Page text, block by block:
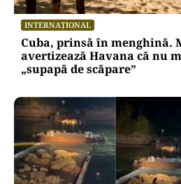
INTERNAȚIONAL
Cuba, prinsă în menghină.
avertizează Havana că nu
„supapă de scăpare”